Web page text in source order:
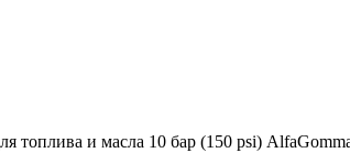
топлива и масла 10 бар (150 psi)